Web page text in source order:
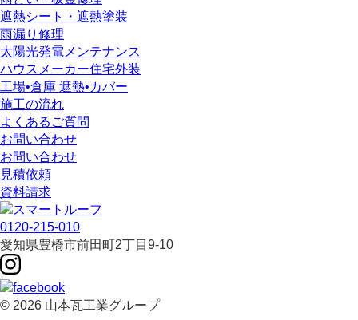
遮熱シート・遮熱塗装
雨漏り修理
太陽光発電メンテナンス
ハウスメーカー住宅外装
工場•倉庫 遮熱•カバー
施工の流れ
よくあるご質問
お問い合わせ
お問い合わせ
見積依頼
資料請求
0120-215-010
愛知県豊橋市前田町2丁目9-10
© 2026 山本瓦工業グループ